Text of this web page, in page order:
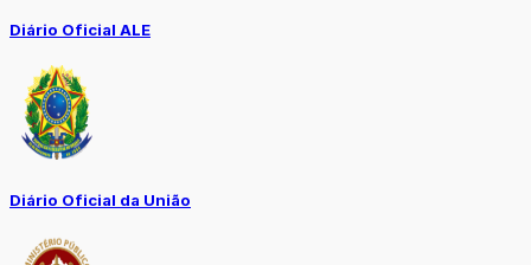
Diário Oficial ALE
Diário Oficial da União